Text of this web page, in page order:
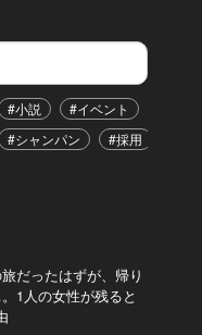
#小説 #イベント
#シャンパン #採用
だったはずが、帰り
1人の女性が残ると